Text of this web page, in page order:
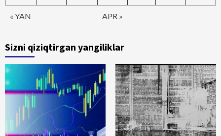
« YAN APR »
Sizni qiziqtirgan yangiliklar